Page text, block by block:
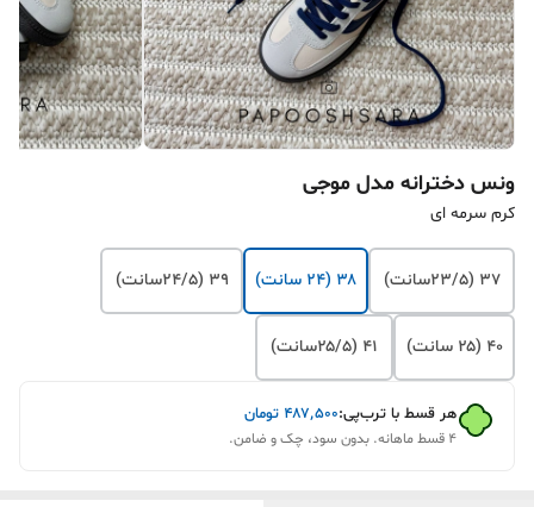
ونس دخترانه مدل موجی
کرم سرمه ای
۳۷ (۲۳/۵سانت) ۳۸ (۲۴ سانت) ۳۹ (۲۴/۵سانت)
۴۰ (۲۵ سانت) ۴۱‌ (۲۵/۵سانت)
هر قسط با ترب‌پی:۴۸۷٬۵۰۰ تومان
۴ قسط ماهانه. بدون سود، چک و ضامن.